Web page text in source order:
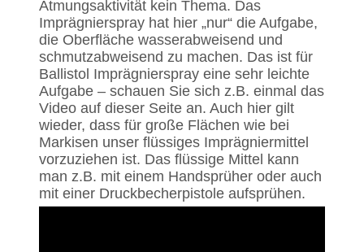
Atmungsaktivität kein Thema. Das
Imprägnierspray hat hier „nur“ die Aufgabe,
die Oberfläche wasserabweisend und
schmutzabweisend zu machen. Das ist für
Ballistol Imprägnierspray eine sehr leichte
Aufgabe – schauen Sie sich z.B. einmal das
Video auf dieser Seite an. Auch hier gilt
wieder, dass für große Flächen wie bei
Markisen unser flüssiges Imprägniermittel
vorzuziehen ist. Das flüssige Mittel kann
man z.B. mit einem Handsprüher oder auch
mit einer Druckbecherpistole aufsprühen.